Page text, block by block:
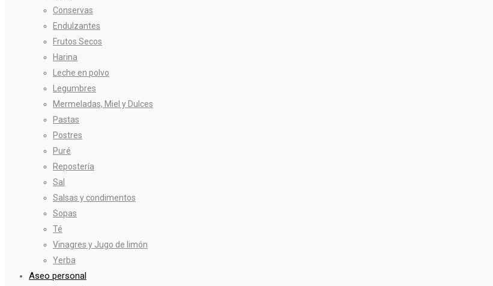
Conservas
Endulzantes
Frutos Secos
Harina
Leche en polvo
Legumbres
Mermeladas, Miel y Dulces
Pastas
Postres
Puré
Repostería
Sal
Salsas y condimentos
Sopas
Té
Vinagres y Jugo de limón
Yerba
Aseo personal